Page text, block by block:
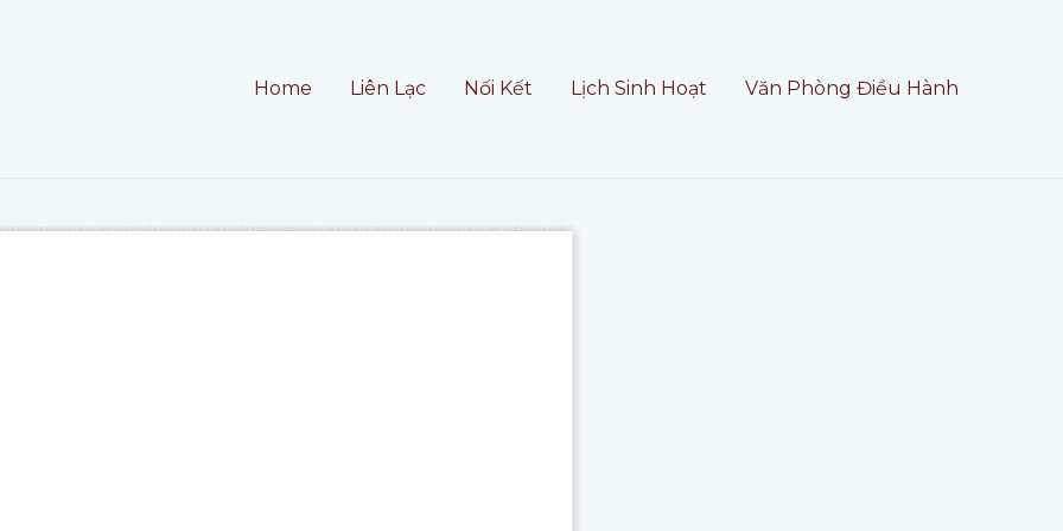
Home
Liên Lạc Nối Kết Lịch Sinh Hoạt Văn Phòng Điều Hành